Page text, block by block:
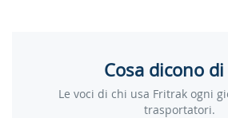
Cosa dicono
Le voci di chi usa Fritrak ogni
trasportatori.